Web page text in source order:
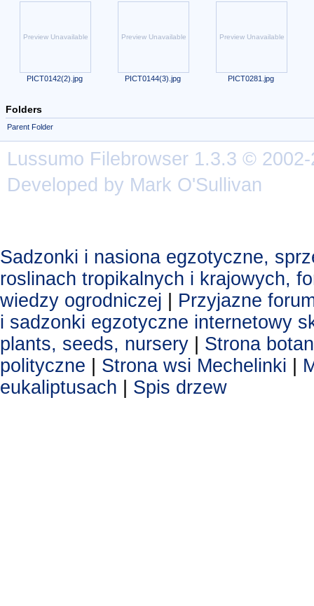
Preview Unavailable
PICT0142(2).jpg
Preview Unavailable
PICT0144(3).jpg
Preview Unavailable
PICT0281.jpg
Folders
Parent Folder
Lussumo Filebrowser 1.3.3 ©
Developed by Mark O'Sullivan
Sadzonki i nasiona egzotyczne,
roslinach tropikalnych i krajowych,
wiedzy ogrodniczej
Przyjazne
i sadzonki egzotyczne internetowy
plants, seeds, nursery
Strona
polityczne
Strona wsi Mechelinki
eukaliptusach
Spis drzew